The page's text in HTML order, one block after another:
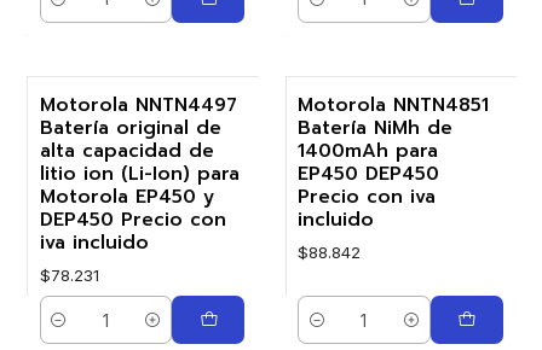
Cantidad Cantidad
Motorola NNTN4497
Batería original de
alta capacidad de
litio ion (Li-Ion) para
Motorola EP450 y
DEP450 Precio con
iva incluido
$78.231
Cantidad
Motorola NNTN4851
Batería NiMh de
1400mAh para
EP450 DEP450
Precio con iva
incluido
$88.842
Cantidad